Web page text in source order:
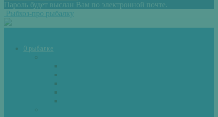
Пароль будет выслан Вам по электронной почте.
Рыбхоз-про рыбалку
О рыбалке